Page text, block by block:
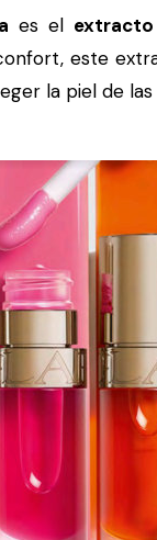
es el
este
la piel de las